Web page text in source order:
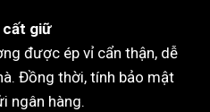
giữ
được ép vỉ cẩn thận, dễ
Đồng thời, tính bảo mật
ngân hàng.